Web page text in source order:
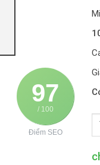
97
/ 100
Điểm SEO